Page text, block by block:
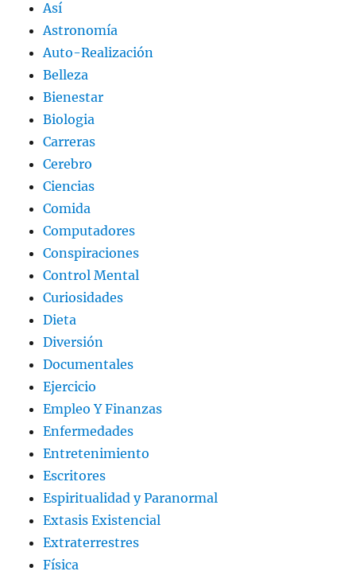
Así
Astronomía
Auto-Realización
Belleza
Bienestar
Biologia
Carreras
Cerebro
Ciencias
Comida
Computadores
Conspiraciones
Control Mental
Curiosidades
Dieta
Diversión
Documentales
Ejercicio
Empleo Y Finanzas
Enfermedades
Entretenimiento
Escritores
Espiritualidad y Paranormal
Extasis Existencial
Extraterrestres
Física